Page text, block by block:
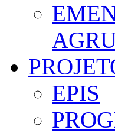
EPIS